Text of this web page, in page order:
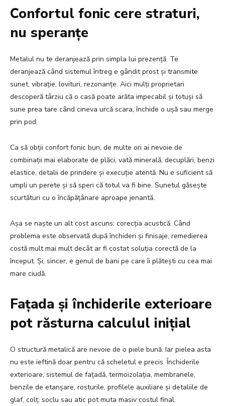
Confortul fonic cere straturi,
nu speranțe
Metalul nu te deranjează prin simpla lui prezență. Te
deranjează când sistemul întreg e gândit prost și transmite
sunet, vibrație, lovituri, rezonanțe. Aici mulți proprietari
descoperă târziu că o casă poate arăta impecabil și totuși să
sune prea tare când cineva urcă scara, închide o ușă sau merge
prin pod.
Ca să obții confort fonic bun, de multe ori ai nevoie de
combinații mai elaborate de plăci, vată minerală, decuplări, benzi
elastice, detalii de prindere și execuție atentă. Nu e suficient să
umpli un perete și să speri că totul va fi bine. Sunetul găsește
scurtături cu o încăpățânare aproape jenantă.
Așa se naște un alt cost ascuns: corecția acustică. Când
problema este observată după închideri și finisaje, remedierea
costă mult mai mult decât ar fi costat soluția corectă de la
început. Și, sincer, e genul de bani pe care îi plătești cu cea mai
mare ciudă.
Fațada și închiderile exterioare
pot răsturna calculul inițial
O structură metalică are nevoie de o piele bună. Iar pielea asta
nu este ieftină doar pentru că scheletul e precis. Închiderile
exterioare, sistemul de fațadă, termoizolația, membranele,
benzile de etanșare, rosturile, profilele auxiliare și detaliile de
glaf, colț, soclu sau atic pot muta masiv costul final.